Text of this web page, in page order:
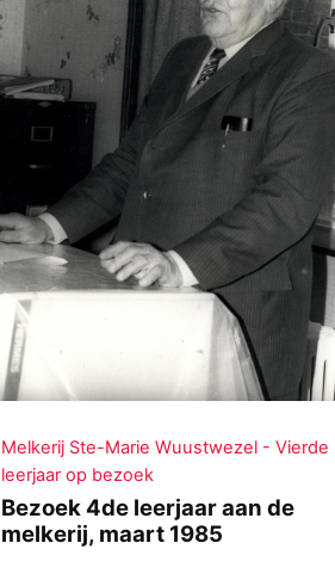
Melkerij Ste-Marie Wuustwezel - Vierde
leerjaar op bezoek
Bezoek 4de leerjaar aan de
melkerij, maart 1985